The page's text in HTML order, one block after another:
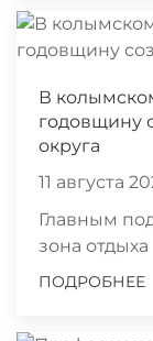
В
годовщину
округа
11 августа
Главным
зона отдыха
ПОДРОБНЕЕ